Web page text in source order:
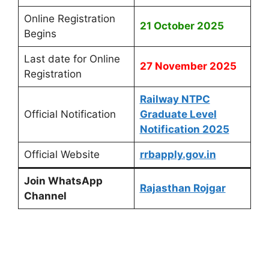
Online Registration
Begins
21 October 2025
Last date for Online
Registration
27 November 2025
Official Notification
Railway NTPC
Graduate Level
Notification 2025
Official Website rrbapply.gov.in
Join WhatsApp
Channel
Rajasthan Rojgar